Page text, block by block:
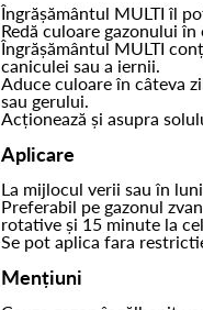
Îngrășământul MULTI îl
Redă culoare gazonului
Îngrășământul MULTI
caniculei sau a iernii.
Aduce culoare în câteva
sau gerului.
Acționează și asupra
Aplicare
La mijlocul verii sau în
Preferabil pe gazonul
rotative și 15 minute la
Se pot aplica fara
Mențiuni